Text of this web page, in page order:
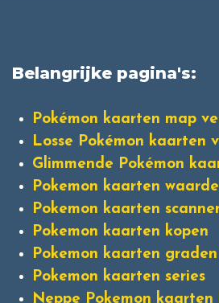
Belangrijke pagina's:
Pokémon kaarten map
Losse Pokémon kaarten
Glimmende Pokémon
Pokemon kaarten waarde
Pokemon kaarten
Pokemon kaarten kopen
Pokemon kaarten graden
Pokemon kaarten series
Neppe Pokemon kaarten